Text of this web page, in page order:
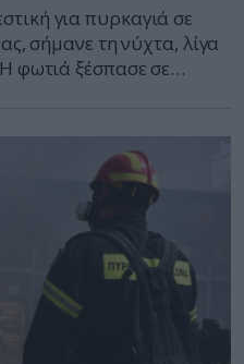
για πυρκαγιά σε
σήμανε τη νύχτα, λίγα
φωτιά ξέσπασε σε
έθεσαν τη φωτιά υπό